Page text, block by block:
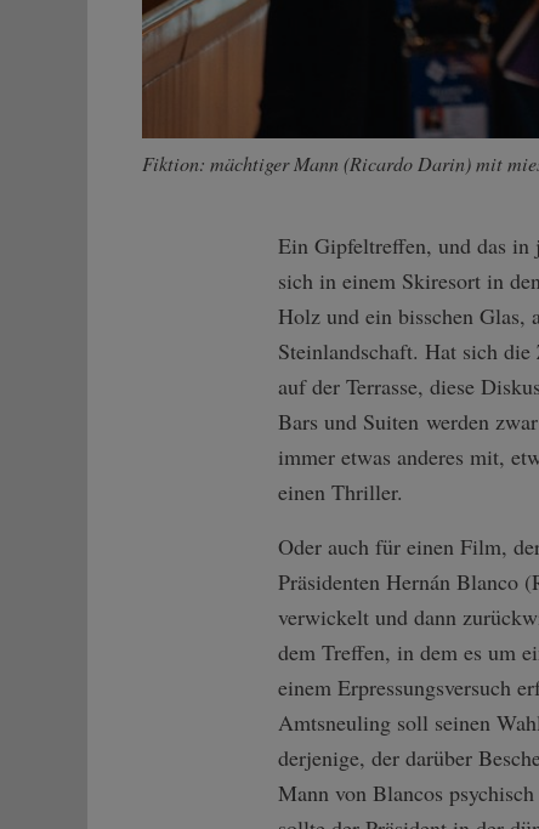
Fiktion: mächtiger Mann (Ricardo Darin) mit
Ein Gipfeltreffen, und das in
sich in einem Skiresort in
Holz und ein bisschen Glas,
Steinlandschaft. Hat sich
auf der Terrasse, diese
Bars und Suiten werden
immer etwas anderes mit,
einen Thriller.
Oder auch für einen Film,
Präsidenten Hernán Blanco
verwickelt und dann
dem Treffen, in dem es um
einem Erpressungsversuch
Amtsneuling soll seinen
derjenige, der darüber
Mann von Blancos